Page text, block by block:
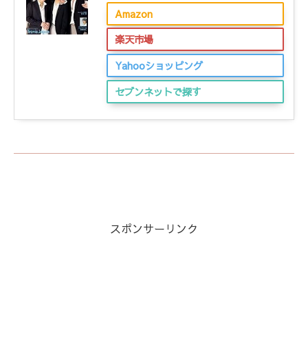
Amazon
楽天市場
Yahooショッピング
セブンネットで探す
スポンサーリンク